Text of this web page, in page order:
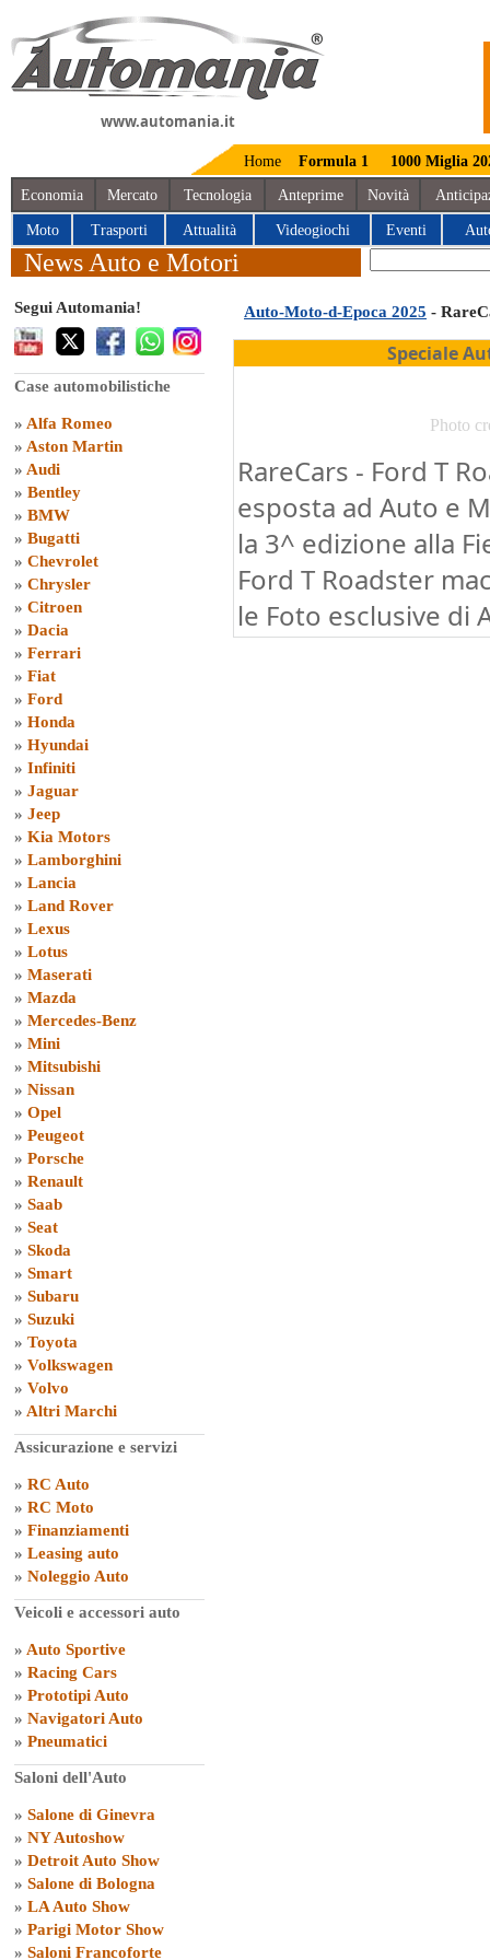
www.automania.it
Home Formula 1 1000 Miglia
Economia Mercato Tecnologia Anteprime Novità
Moto Trasporti Attualità Videogiochi Eventi
News Auto e Motori
Segui Automania!
Case automobilistiche
» Alfa Romeo
» Aston Martin
» Audi
» Bentley
» BMW
» Bugatti
» Chevrolet
» Chrysler
» Citroen
» Dacia
» Ferrari
» Fiat
» Ford
» Honda
» Hyundai
» Infiniti
» Jaguar
» Jeep
» Kia Motors
» Lamborghini
» Lancia
» Land Rover
» Lexus
» Lotus
» Maserati
» Mazda
» Mercedes-Benz
» Mini
» Mitsubishi
» Nissan
» Opel
» Peugeot
» Porsche
» Renault
» Saab
» Seat
» Skoda
» Smart
» Subaru
» Suzuki
» Toyota
» Volkswagen
» Volvo
» Altri Marchi
Assicurazione e servizi
» RC Auto
» RC Moto
» Finanziamenti
» Leasing auto
» Noleggio Auto
Veicoli e accessori auto
» Auto Sportive
» Racing Cars
» Prototipi Auto
» Navigatori Auto
» Pneumatici
Saloni dell'Auto
» Salone di Ginevra
» NY Autoshow
» Detroit Auto Show
» Salone di Bologna
» LA Auto Show
» Parigi Motor Show
» Saloni Francoforte
Auto-Moto-d-Epoca 2025 -
Speciale
Photo
RareCars - Ford T
esposta ad Auto e
la 3^ edizione alla
Ford T Roadster
le Foto esclusive di